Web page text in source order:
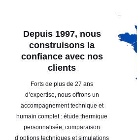
Depuis 1997, nous
construisons la
confiance avec nos
clients
Forts de plus de 27 ans
d’expertise, nous offrons un
accompagnement technique et
humain complet : étude thermique
personnalisée, comparaison
d’options techniques et simulations